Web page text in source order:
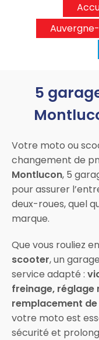
5
Votre moto ou
changement de
Montlucon, 5
pour assurer
deux-roues, quel
marque.
Que vous rouliez en
scooter, un
service adapté :
freinage, réglage
remplacement
votre moto est
sécurité et